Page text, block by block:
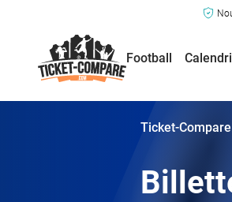
Football
Ticket-